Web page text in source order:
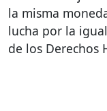
la misma
lucha por la
de los Derechos